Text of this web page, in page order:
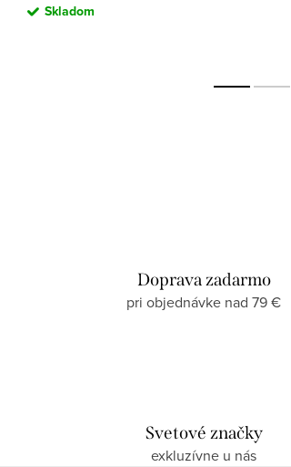
Skladom
Doprava zadarmo
pri objednávke nad 79 €
Svetové značky
exkluzívne u nás